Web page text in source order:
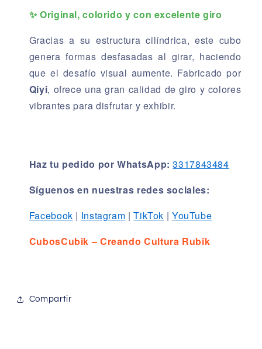
✨ Original, colorido y con excelente giro
Gracias a su estructura cilíndrica, este cubo
genera formas desfasadas al girar, haciendo
que el desafío visual aumente. Fabricado por
Qiyi, ofrece una gran calidad de giro y colores
vibrantes para disfrutar y exhibir.
Haz tu pedido por WhatsApp: 3317843484
Síguenos en nuestras redes sociales:
Facebook | Instagram |TikTok | YouTube
CubosCubik – Creando Cultura Rubik
Compartir